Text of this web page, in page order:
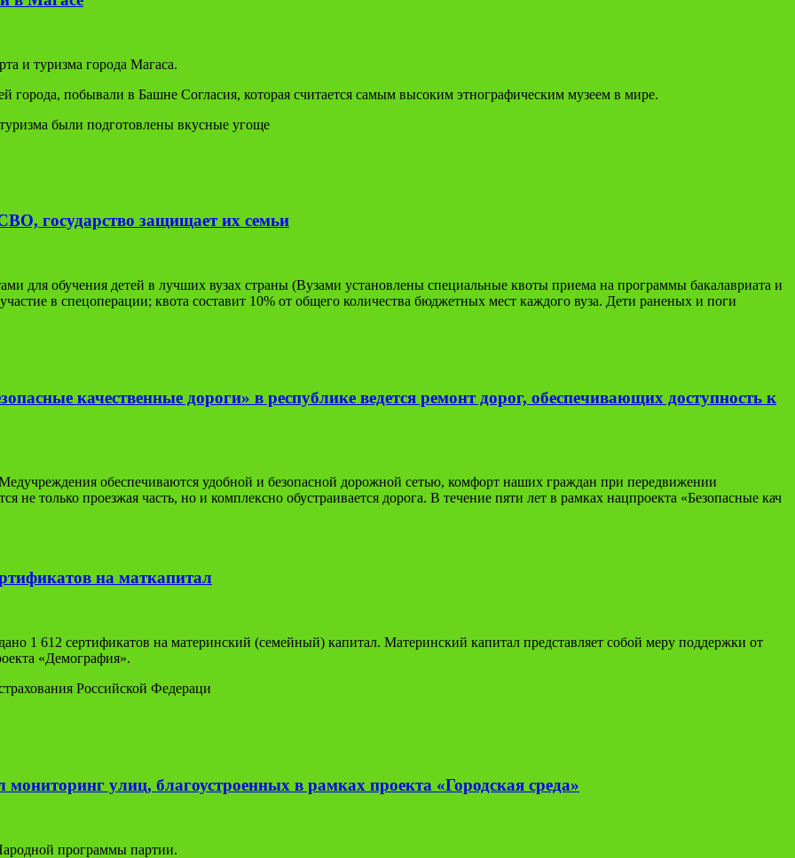
и туризма города Магаса.
города, побывали в Башне Согласия, которая считается самым высоким этнографическим музеем в мире.
были подготовлены вкусные угоще
государство защищает их семьи
для обучения детей в лучших вузах страны (Вузами установлены специальные квоты приема на программы бакалавриата и
в спецоперации; квота составит 10% от общего количества бюджетных мест каждого вуза. Дети раненых и поги
качественные дороги» в республике ведется ремонт дорог, обеспечивающих доступность к
обеспечиваются удобной и безопасной дорожной сетью, комфорт наших граждан при передвижении
только проезжая часть, но и комплексно обустраивается дорога. В течение пяти лет в рамках нацпроекта «Безопасные кач
на маткапитал
1 612 сертификатов на материнский (семейный) капитал. Материнский капитал представляет собой меру поддержки от
«Демография».
Российской Федераци
улиц, благоустроенных в рамках проекта «Городская среда»
программы партии.